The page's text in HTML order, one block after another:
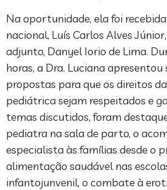
Na oportunidade, ela foi
nacional, Luís Carlos Alves
adjunto, Danyel Iorio de Lima.
horas, a Dra. Luciana apresentou
propostas para que os direitos
pediátrica sejam respeitados e
temas discutidos, foram
pediatra na sala de parto, o
especialista às famílias desde o
alimentação saudável nas
infantojunvenil, o combate à